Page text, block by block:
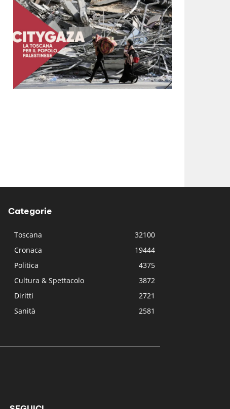
Categorie
Toscana
32100
Cronaca
19444
Politica
4375
Cultura & Spettacolo
3872
Diritti
2721
Sanità
2581